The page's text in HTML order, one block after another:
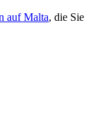
auf Malta, die Sie